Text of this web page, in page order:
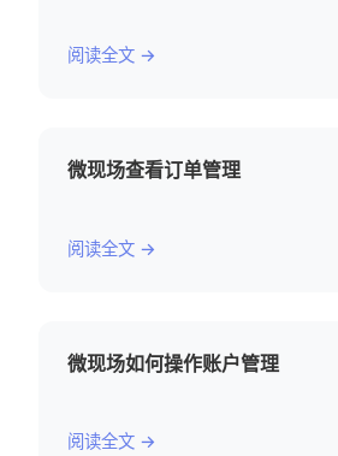
阅读全文 →
微现场查看订单管理
阅读全文 →
微现场如何操作账户管理
阅读全文 →